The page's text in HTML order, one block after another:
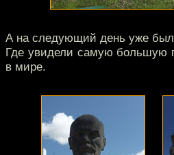
А на следующий день уже
Где увидели самую большую
в мире.